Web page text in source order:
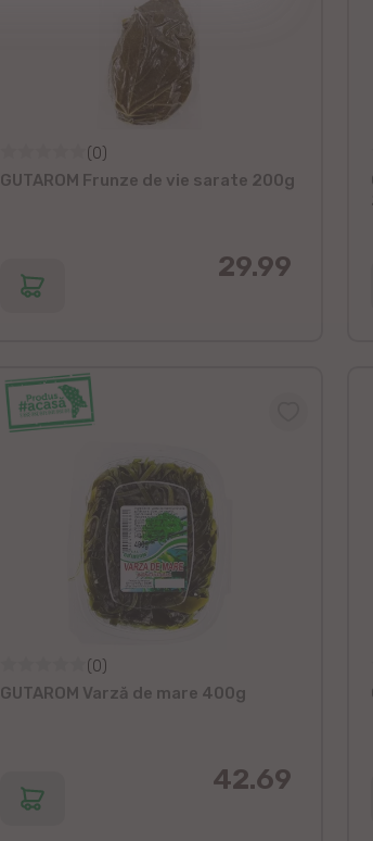
(0)
GUTAROM Frunze de vie sarate 200g
29.99
(0)
GUTAROM Varză de mare 400g
42.69